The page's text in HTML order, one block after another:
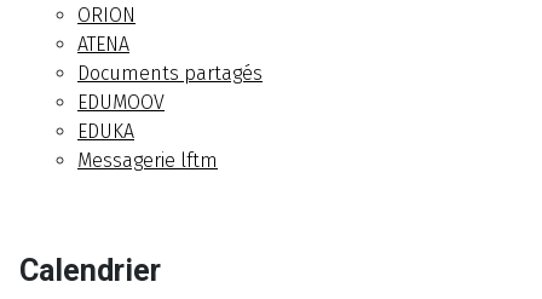
ORION
ATENA
Documents partagés
EDUMOOV
EDUKA
Messagerie lftm
Calendrier